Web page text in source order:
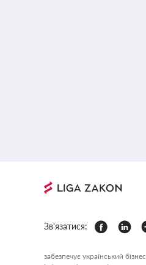
Зв'язатися:
забезпечує український бізнес